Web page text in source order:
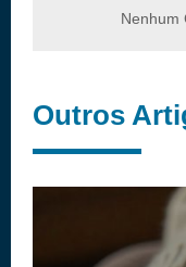
Nenhum
Outros